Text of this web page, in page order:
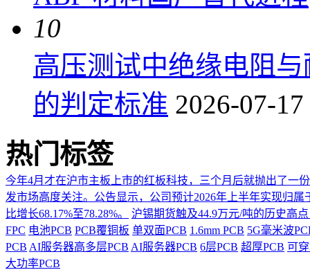
10
高压测试中绝缘电阻
的判定标准 2026-07-17
热门标签
今年4月才在沪市主板上市的红板科技，三个月后就抛出了一
发市场高度关注。公告显示，公司预计2026年上半年实现归
比增长68.17%至78.28%。
沪锡期货触及44.9万元/吨的历史高
FPC 电池PCB PCB覆铜板 单双面PCB 1.6mm PCB 5G毫米波
PCB AI服务器高多层PCB AI服务器PCB 6层PCB 超厚PCB 可
大功率PCB